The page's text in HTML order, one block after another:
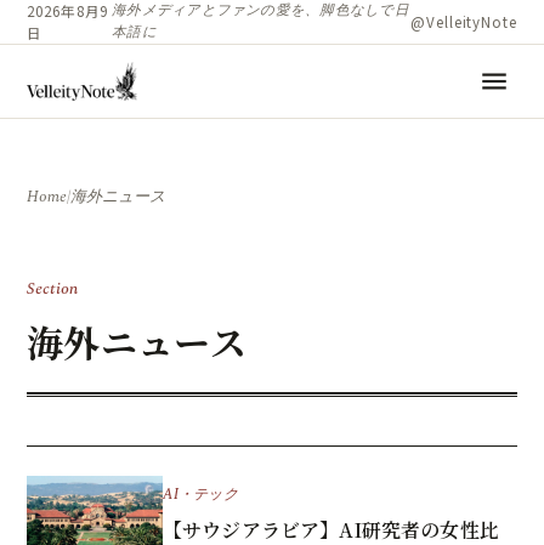
2026年8月9
日
海外メディアとファンの愛を、脚色なしで日
本語に
@VelleityNote
menu
Home/海外ニュース
Section
海外ニュース
AI・テック
【サウジアラビア】AI研究者の女性比